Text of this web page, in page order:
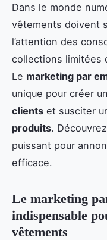
Dans le monde
vêtements doivent
l’attention des
collections limitées
Le marketing par
unique pour créer
clients et susciter
produits.
puissant pour
efficace.
Le marketing
indispensable
vêtements